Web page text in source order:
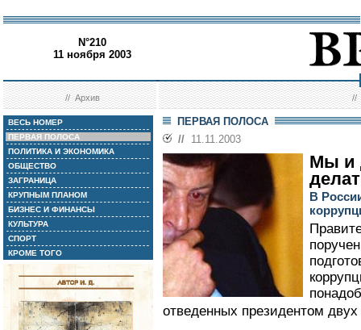
N°210
11 ноября 2003
//Архив //
ВЕСЬ НОМЕР
ПЕРВАЯ ПОЛОСА
ПОЛИТИКА И ЭКОНОМИКА
ОБЩЕСТВО
ЗАГРАНИЦА
КРУПНЫМ ПЛАНОМ
БИЗНЕС И ФИНАНСЫ
КУЛЬТУРА
СПОРТ
КРОМЕ ТОГО
ПЕРВАЯ ПОЛОСА
// 11.11.2003
Мы и
В
отведенных президентом